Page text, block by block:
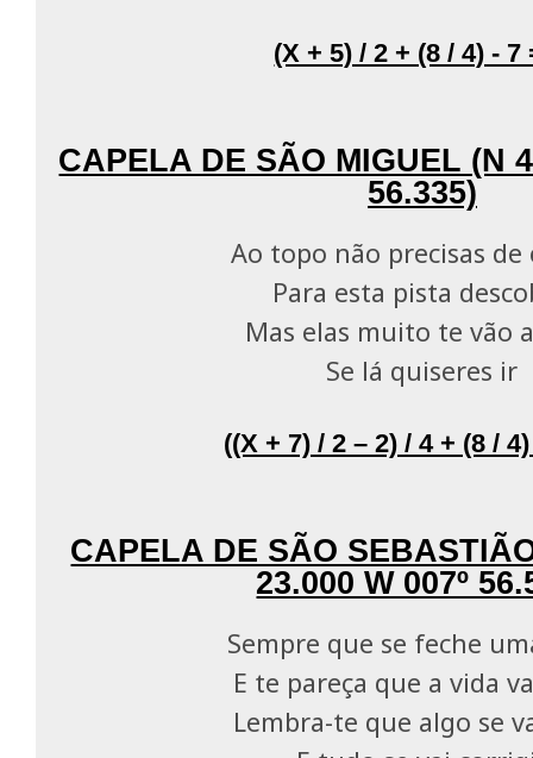
(X + 5) / 2 + (8 / 4) - 7
CAPELA DE SÃO MIGUEL (N
56.335)
Ao topo não precisas de
Para esta pista
Mas elas muito te vão
Se lá quiseres ir
((X + 7) / 2 – 2) / 4 + (8 /
CAPELA DE SÃO
23.000 W 007º
Sempre que se feche
E te pareça que a vida
Lembra-te que algo se